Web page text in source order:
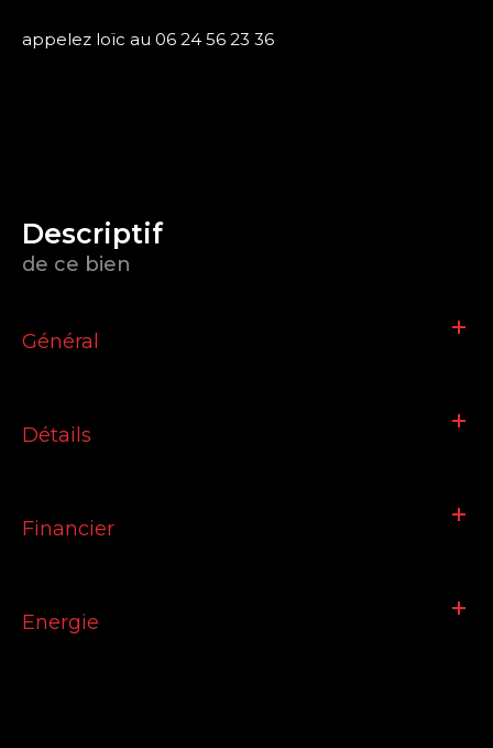
appelez loïc au 06 24 56 23 36
descriptif
de ce bien
Général
Détails
Financier
Energie